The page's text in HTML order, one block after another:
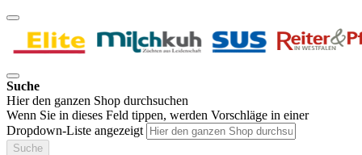
Suche
Hier den ganzen Shop durchsuchen
Wenn Sie in dieses Feld tippen, werden Vorschläge in einer
Dropdown-Liste angezeigt
Suche